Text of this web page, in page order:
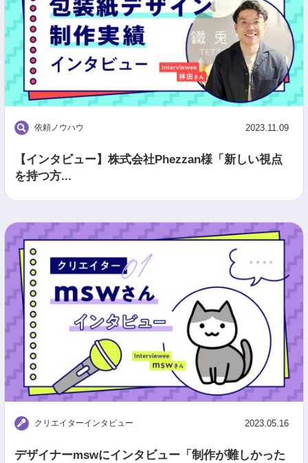
依頼ノウハウ 2023.11.09
【インタビュー】株式会社Phezzan様「新しい視点
を持つ方...
クリエイターインタビュー 2023.05.16
デザイナーmswにインタビュー「制作が難しかった